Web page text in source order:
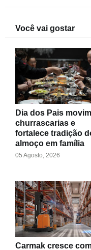
Você vai gostar
Dia dos Pais
churrascarias e
fortalece tradição
almoço em família
05 Agosto, 2026
Carmak cresce